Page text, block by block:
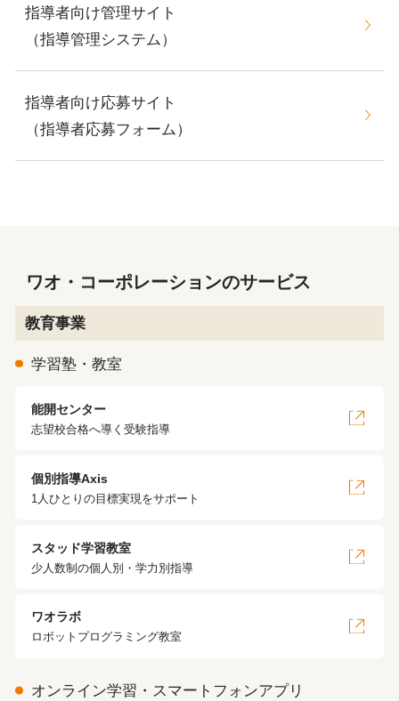
指導者向け管理サイト
（指導管理システム）
指導者向け応募サイト
（指導者応募フォーム）
ワオ・コーポレーションのサービス
教育事業
学習塾・教室
能開センター
志望校合格へ導く受験指導
個別指導Axis
1人ひとりの目標実現をサポート
スタッド学習教室
少人数制の個人別・学力別指導
ワオラボ
ロボットプログラミング教室
オンライン学習・スマートフォンアプリ